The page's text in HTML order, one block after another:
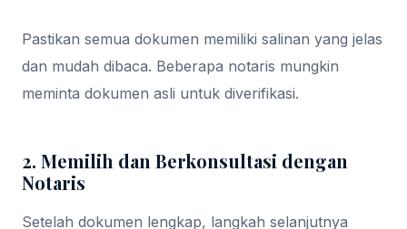
Pastikan semua dokumen memiliki salinan yang jelas
dan mudah dibaca. Beberapa notaris mungkin
meminta dokumen asli untuk diverifikasi.
2. Memilih dan Berkonsultasi dengan
Notaris
Setelah dokumen lengkap, langkah selanjutnya